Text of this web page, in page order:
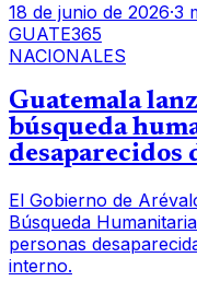
18 de junio de 2026·3
GUATE365
NACIONALES
Guatemala
búsqueda
desaparecidos
El Gobierno de
Búsqueda
personas
interno.